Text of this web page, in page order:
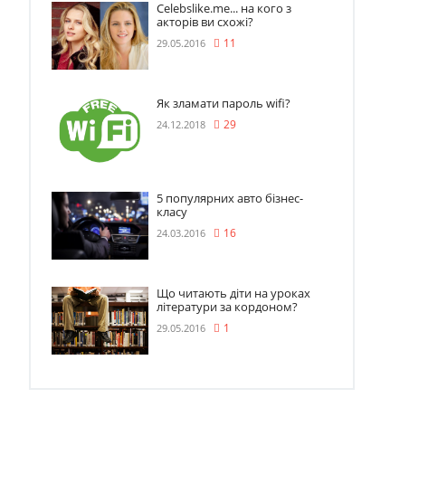
Celebslike.me... на кого з
акторів ви схожі?
29.05.2016 11
Як зламати пароль wifi?
24.12.2018 29
5 популярних авто бізнес-
класу
24.03.2016 16
Що читають діти на уроках
літератури за кордоном?
29.05.2016 1